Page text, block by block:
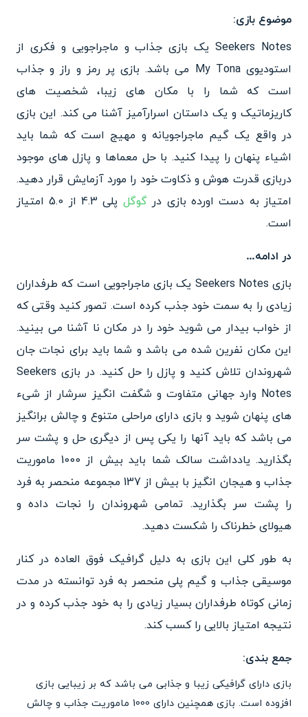
موضوع بازی:
Seekers Notes یک بازی جذاب و ماجراجویی و فکری از
استودیوی My Tona می باشد. بازی پر رمز و راز و جذاب
است که شما را با مکان های زیبا، شخصیت های
کاریزماتیک و یک داستان اسرارآمیز آشنا می کند. این بازی
در واقع یک گیم ماجراجویانه و مهیج است که شما باید
اشیاء پنهان را پیدا کنید. با حل معماها و پازل های موجود
دربازی قدرت هوش و ذکاوت خود را مورد آزمایش قرار دهید.
امتیاز به دست اورده بازی درگوگل
پلی 4.3 از 5.0 امتیاز
است.
در ادامه…
بازی Seekers Notes یک بازی ماجراجویی است که طرفداران
زیادی را به سمت خود جذب کرده است. تصور کنید وقتی که
از خواب بیدار می شوید خود را در مکان نا آشنا می بینید.
این مکان نفرین شده می باشد و شما باید برای نجات جان
شهروندان تلاش کنید و پازل را حل کنید. در بازی Seekers
Notes وارد جهانی متفاوت و شگفت انگیز سرشار از شیء
های پنهان شوید و بازی دارای مراحلی متنوع و چالش برانگیز
می باشد که باید آنها را یکی پس از دیگری حل و پشت سر
بگذارید. یادداشت سالک شما باید بیش از 1000 ماموریت
جذاب و هیجان انگیز با بیش از 137 مجموعه منحصر به فرد
را پشت سر بگذارید. تمامی شهروندان را نجات داده و
هیولای خطرناک را شکست دهید.
به طور کلی این بازی به دلیل گرافیک فوق العاده در کنار
موسیقی جذاب و گیم پلی منحصر به فرد توانسته در مدت
زمانی کوتاه طرفداران بسیار زیادی را به خود جذب کرده و در
نتیجه امتیاز بالایی را کسب کند.
جمع بندی:
بازی دارای گرافیکی زیبا و جذابی می باشد که بر زیبایی بازی
افزوده است. بازی همچنین دارای 1000 ماموریت جذاب و چالش